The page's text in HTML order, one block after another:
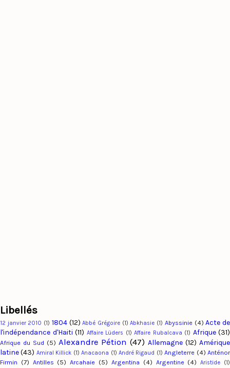
Libellés
12 janvier 2010 (1) 1804 (12) Abbé Grégoire (1) Abkhasie (1) Abyssinie (4) Acte de
l'indépendance d'Haiti (11) Affaire Lüders (1) Affaire Rubalcava (1) Afrique (31)
Afrique du Sud (5) Alexandre Pétion (47) Allemagne (12) Amérique
latine (43) Amiral Killick (1) Anacaona (1) André Rigaud (1) Angleterre (4) Anténor
Firmin (7) Antilles (5) Arcahaie (5) Argentina (4) Argentine (4) Aristide (1)